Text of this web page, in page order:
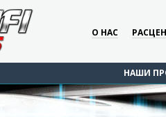
О НАС
НАШИ